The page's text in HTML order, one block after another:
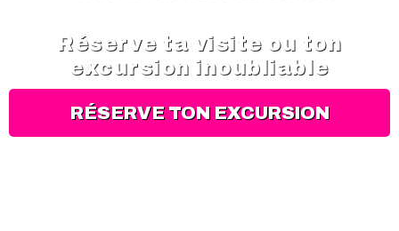
Réserve ta visite ou ton
excursion inoubliable
RÉSERVE TON EXCURSION